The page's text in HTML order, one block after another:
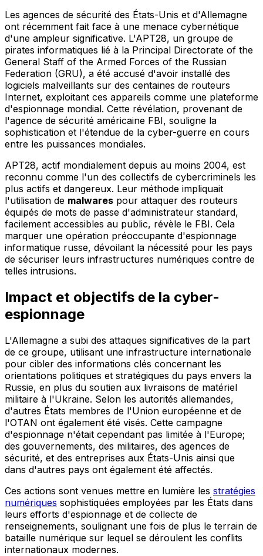
Les agences de sécurité des États-Unis et d'Allemagne
ont récemment fait face à une menace cybernétique
d'une ampleur significative. L'APT28, un groupe de
pirates informatiques lié à la Principal Directorate of the
General Staff of the Armed Forces of the Russian
Federation (GRU), a été accusé d'avoir installé des
logiciels malveillants sur des centaines de routeurs
Internet, exploitant ces appareils comme une plateforme
d'espionnage mondial. Cette révélation, provenant de
l'agence de sécurité américaine FBI, souligne la
sophistication et l'étendue de la cyber-guerre en cours
entre les puissances mondiales.
APT28, actif mondialement depuis au moins 2004, est
reconnu comme l'un des collectifs de cybercriminels les
plus actifs et dangereux. Leur méthode impliquait
l'utilisation de malwares pour attaquer des routeurs
équipés de mots de passe d'administrateur standard,
facilement accessibles au public, révèle le FBI. Cela
marquer une opération préoccupante d'espionnage
informatique russe, dévoilant la nécessité pour les pays
de sécuriser leurs infrastructures numériques contre de
telles intrusions.
Impact et objectifs de la cyber-
espionnage
L'Allemagne a subi des attaques significatives de la part
de ce groupe, utilisant une infrastructure internationale
pour cibler des informations clés concernant les
orientations politiques et stratégiques du pays envers la
Russie, en plus du soutien aux livraisons de matériel
militaire à l'Ukraine. Selon les autorités allemandes,
d'autres États membres de l'Union européenne et de
l'OTAN ont également été visés. Cette campagne
d'espionnage n'était cependant pas limitée à l'Europe;
des gouvernements, des militaires, des agences de
sécurité, et des entreprises aux États-Unis ainsi que
dans d'autres pays ont également été affectés.
Ces actions sont venues mettre en lumière les stratégies
numériques sophistiquées employées par les États dans
leurs efforts d'espionnage et de collecte de
renseignements, soulignant une fois de plus le terrain de
bataille numérique sur lequel se déroulent les conflits
internationaux modernes.